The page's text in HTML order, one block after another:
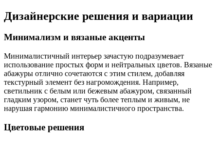
Дизайнерские решения и вариации
Минимализм и вязаные акценты
Минималистичный интерьер зачастую подразумевает
использование простых форм и нейтральных цветов. Вязаные
абажуры отлично сочетаются с этим стилем, добавляя
текстурный элемент без нагромождения. Например,
светильник с белым или бежевым абажуром, связанный
гладким узором, станет чуть более теплым и живым, не
нарушая гармонию минималистичного пространства.
Цветовые решения